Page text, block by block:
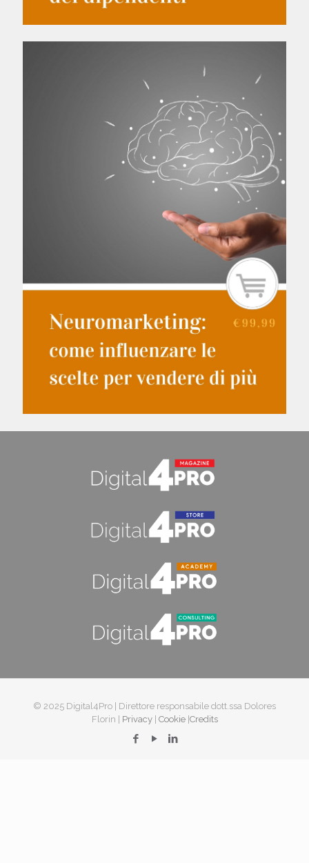
© 2025 Digital4Pro | Direttore responsabile dott.ssa Dolores
Florin | Privacy| Cookie| Credits